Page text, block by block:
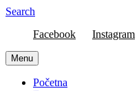
Search
Facebook
Instagram
Menu
Početna